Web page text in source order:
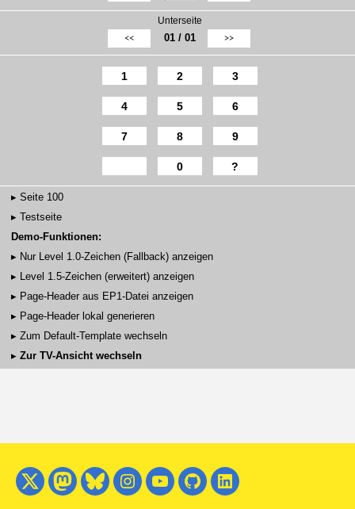
<<
Unterseite
01 / 01 >>
1 2 3
4 5 6
7 8 9
0 ?
▸Seite 100
▸Testseite
Demo-Funktionen:
▸ Nur Level 1.0-Zeichen (Fallback) anzeigen
▸ Level 1.5-Zeichen (erweitert) anzeigen
▸ Page-Header aus EP1-Datei anzeigen
▸ Page-Header lokal generieren
▸Zum Default-Template wechseln
▸Zur TV-Ansicht wechseln
X Mastodon
BlueskyInstagram
YouTubeGitHubLinkedIn